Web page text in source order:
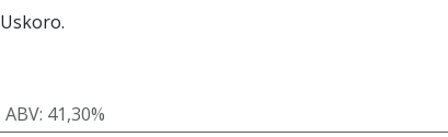
Uskoro.
ABV: 41,30%